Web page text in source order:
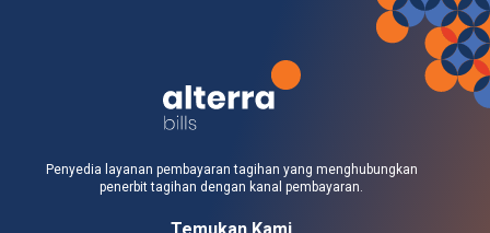
Penyedia layanan pembayaran tagihan yang menghubungkan
penerbit tagihan dengan kanal pembayaran.